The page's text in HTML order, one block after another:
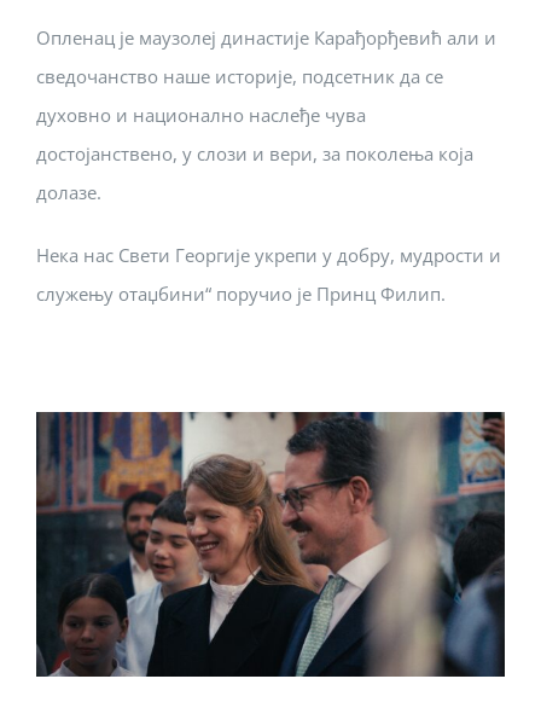
Опленац је маузолеј династије Карађорђевић али и
сведочанство наше историје, подсетник да се
духовно и национално наслеђе чува
достојанствено, у слози и вери, за поколења која
долазе.
Нека нас Свети Георгије укрепи у добру, мудрости и
служењу отаџбини“ поручио је Принц Филип.